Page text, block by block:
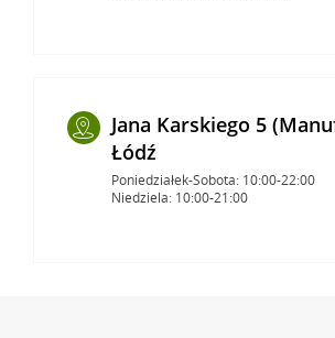
Jana Karskiego 5
Łódź
Poniedziałek-Sobota: 10:00-22:00
Niedziela: 10:00-21:00